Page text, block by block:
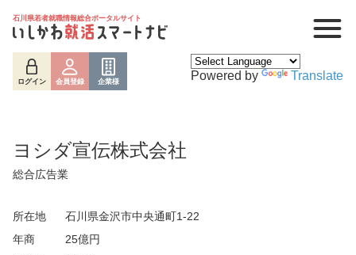
石川県若者就職情報総合ポータルサイト
ログイン 会員登録 企業様 Powered by Translate
ヨシダ宣伝株式会社
総合広告業
所在地
石川県金沢市中央通町1-22
年商
25億円